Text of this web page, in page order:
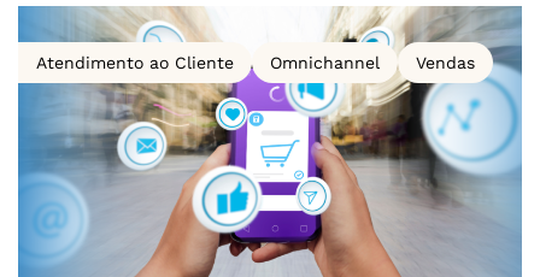
Atendimento ao Cliente Omnichannel Vendas